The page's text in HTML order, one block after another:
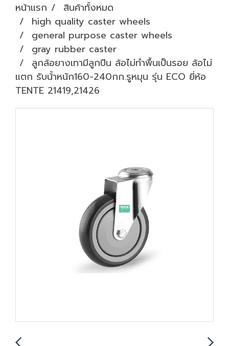
หน้าแรก
สินค้าทั้งหมด
high quality caster wheels
general purpose caster wheels
gray rubber caster
ลูกล้อยางเทามีลูกปืน ล้อไม่ทำพื้นเป็นรอย ล้อไม่
แตก รับน้้าหนัก160-240กก.รูหมุน รุ่น ECO ยี่ห้อ
TENTE 21419,21426